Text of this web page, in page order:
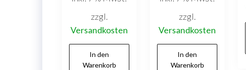
zzgl.
Versandkosten
In den
Warenkorb
zzgl.
Versandkosten
In den
Warenkorb